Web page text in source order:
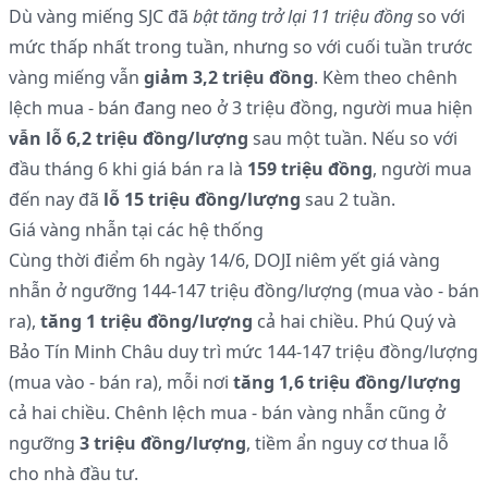
Dù vàng miếng SJC đã bật tăng trở lại 11 triệu đồngso với
mức thấp nhất trong tuần, nhưng so với cuối tuần trước
vàng miếng vẫn giảm 3,2 triệu đồng. Kèm theo chênh
lệch mua - bán đang neo ở 3 triệu đồng, người mua hiện
vẫn lỗ 6,2 triệu đồng/lượng sau một tuần. Nếu so với
đầu tháng 6 khi giá bán ra là 159 triệu đồng, người mua
đến nay đã lỗ 15 triệu đồng/lượng sau 2 tuần.
Giá vàng nhẫn tại các hệ thống
Cùng thời điểm 6h ngày 14/6, DOJI niêm yết giá vàng
nhẫn ở ngưỡng 144-147 triệu đồng/lượng (mua vào - bán
ra), tăng 1 triệu đồng/lượng cả hai chiều. Phú Quý và
Bảo Tín Minh Châu duy trì mức 144-147 triệu đồng/lượng
(mua vào - bán ra), mỗi nơi tăng 1,6 triệu đồng/lượng
cả hai chiều. Chênh lệch mua - bán vàng nhẫn cũng ở
ngưỡng 3 triệu đồng/lượng, tiềm ẩn nguy cơ thua lỗ
cho nhà đầu tư.